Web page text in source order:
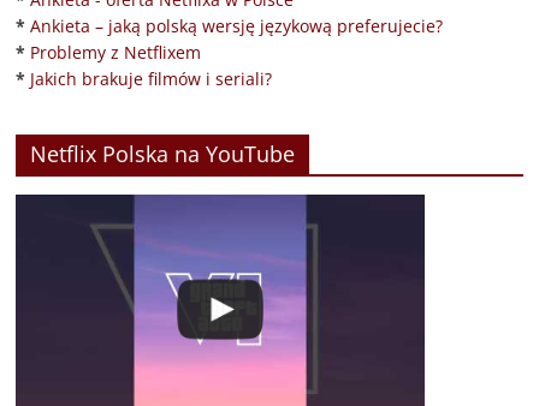
* Ankieta – jaką polską wersję językową preferujecie?
* Problemy z Netflixem
* Jakich brakuje filmów i seriali?
Netflix Polska na YouTube